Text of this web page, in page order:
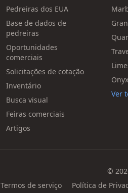
Pedreiras dos EUA
Base de dados de
pedreiras
Oportunidades
comerciais
Solicitações de cotação
Inventário
Busca visual
Feiras comerciais
Artigos
Onyx
Ver
©
Termos de serviço
Política de